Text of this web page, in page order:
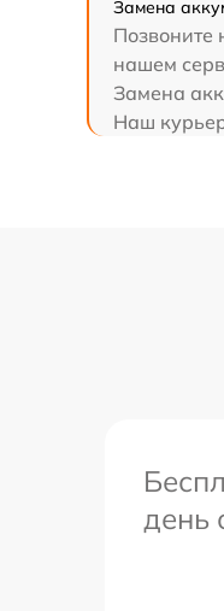
Замена
Позвоните
нашем
Замена
Наш
день